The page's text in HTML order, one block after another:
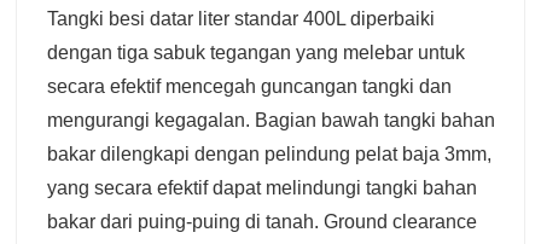
Tangki besi datar liter standar 400L diperbaiki
dengan tiga sabuk tegangan yang melebar untuk
secara efektif mencegah guncangan tangki dan
mengurangi kegagalan. Bagian bawah tangki bahan
bakar dilengkapi dengan pelindung pelat baja 3mm,
yang secara efektif dapat melindungi tangki bahan
bakar dari puing-puing di tanah. Ground clearance